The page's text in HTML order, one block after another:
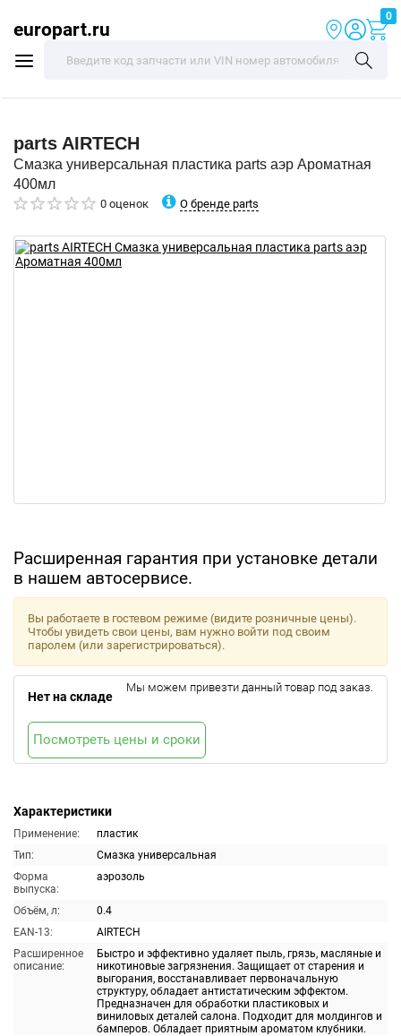
europart.ru
0
parts AIRTECH
Смазка универсальная пластика parts аэр Ароматная
400мл
0 оценок О бренде parts
Расширенная гарантия при установке детали
в нашем автосервисе.
Характеристики
Применение:
пластик
Тип:
Смазка универсальная
Форма
выпуска:
аэрозоль
Объём, л:
0.4
EAN-13:
AIRTECH
Расширенное
описание:
Быстро и эффективно удаляет пыль, грязь, масляные и
никотиновые загрязнения. Защищает от старения и
выгорания, восстанавливает первоначальную
структуру, обладает антистатическим эффектом.
Предназначен для обработки пластиковых и
виниловых деталей салона. Подходит для молдингов и
бамперов. Обладает приятным ароматом клубники.
Вы работаете в гостевом режиме (видите розничные цены).
Чтобы увидеть свои цены, вам нужно войти под своим
паролем (или зарегистрироваться).
Нет на складе
Мы можем привезти данный товар под заказ.
Посмотреть цены и сроки